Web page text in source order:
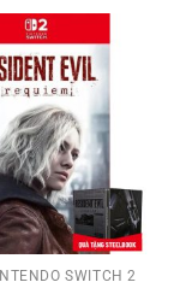
SWITCH 2